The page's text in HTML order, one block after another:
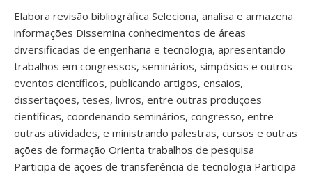
Elabora revisão bibliográfica Seleciona, analisa e armazena
informações Dissemina conhecimentos de áreas
diversificadas de engenharia e tecnologia, apresentando
trabalhos em congressos, seminários, simpósios e outros
eventos científicos, publicando artigos, ensaios,
dissertações, teses, livros, entre outras produções
científicas, coordenando seminários, congresso, entre
outras atividades, e ministrando palestras, cursos e outras
ações de formação Orienta trabalhos de pesquisa
Participa de ações de transferência de tecnologia Participa